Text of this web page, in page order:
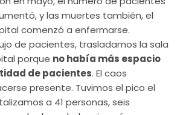
y las muertes también, el
comenzó a enfermarse.
de pacientes, trasladamos la sala
porque no había más espacio
de pacientes. El caos
presente. Tuvimos el pico el
a 41 personas, seis